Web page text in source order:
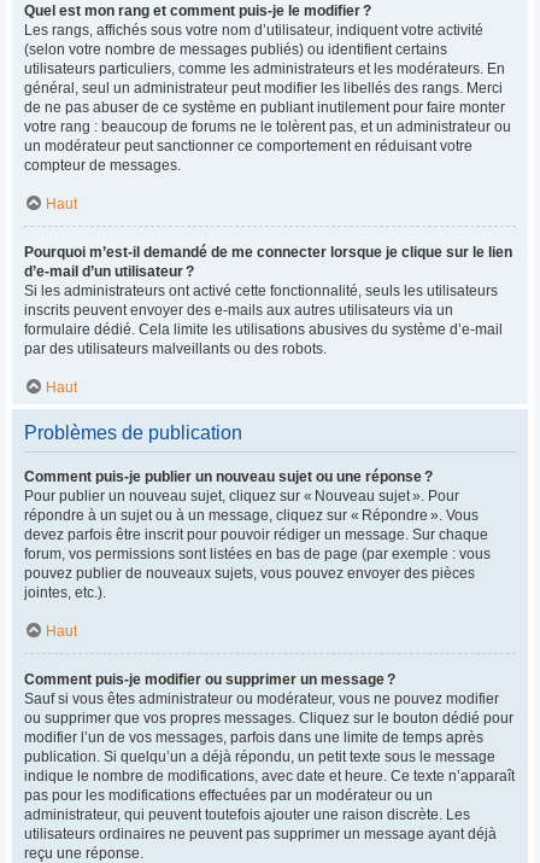
Quel est mon rang et comment puis-je le modifier ?
Les rangs, affichés sous votre nom d’utilisateur, indiquent votre activité
(selon votre nombre de messages publiés) ou identifient certains
utilisateurs particuliers, comme les administrateurs et les modérateurs. En
général, seul un administrateur peut modifier les libellés des rangs. Merci
de ne pas abuser de ce système en publiant inutilement pour faire monter
votre rang : beaucoup de forums ne le tolèrent pas, et un administrateur ou
un modérateur peut sanctionner ce comportement en réduisant votre
compteur de messages.
Haut
Pourquoi m’est-il demandé de me connecter lorsque je clique sur le lien
d’e-mail d’un utilisateur ?
Si les administrateurs ont activé cette fonctionnalité, seuls les utilisateurs
inscrits peuvent envoyer des e-mails aux autres utilisateurs via un
formulaire dédié. Cela limite les utilisations abusives du système d’e-mail
par des utilisateurs malveillants ou des robots.
Haut
Problèmes de publication
Comment puis-je publier un nouveau sujet ou une réponse ?
Pour publier un nouveau sujet, cliquez sur « Nouveau sujet ». Pour
répondre à un sujet ou à un message, cliquez sur « Répondre ». Vous
devez parfois être inscrit pour pouvoir rédiger un message. Sur chaque
forum, vos permissions sont listées en bas de page (par exemple : vous
pouvez publier de nouveaux sujets, vous pouvez envoyer des pièces
jointes, etc.).
Haut
Comment puis-je modifier ou supprimer un message ?
Sauf si vous êtes administrateur ou modérateur, vous ne pouvez modifier
ou supprimer que vos propres messages. Cliquez sur le bouton dédié pour
modifier l’un de vos messages, parfois dans une limite de temps après
publication. Si quelqu’un a déjà répondu, un petit texte sous le message
indique le nombre de modifications, avec date et heure. Ce texte n’apparaît
pas pour les modifications effectuées par un modérateur ou un
administrateur, qui peuvent toutefois ajouter une raison discrète. Les
utilisateurs ordinaires ne peuvent pas supprimer un message ayant déjà
reçu une réponse.